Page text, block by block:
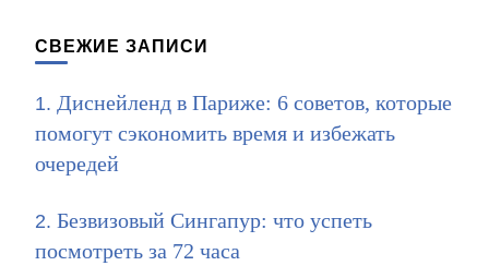
СВЕЖИЕ ЗАПИСИ
Диснейленд в Париже: 6 советов, которые
помогут сэкономить время и избежать
очередей
Безвизовый Сингапур: что успеть
посмотреть за 72 часа